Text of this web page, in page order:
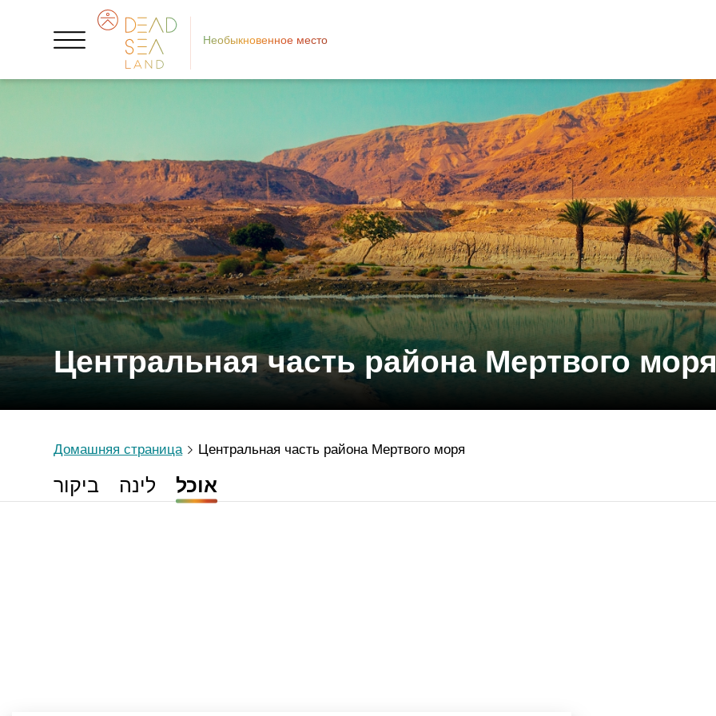
Необыкновенное место
Центральная часть района Мертвого
Домашняя страница Центральная часть района Мертвого моря
ביקור לינה אוכל